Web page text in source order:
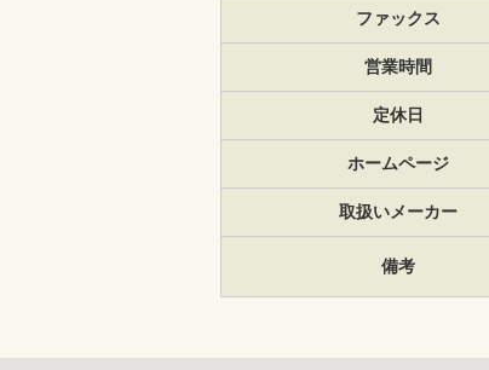
ファックス
営業時間
定休日
ホームページ
取扱いメーカー
備考